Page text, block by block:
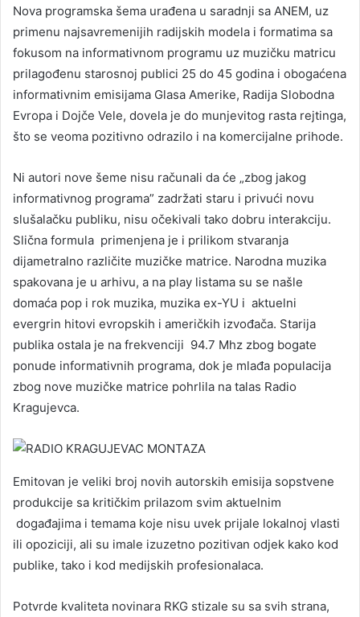
Nova programska šema urađena u saradnji sa ANEM, uz
primenu najsavremenijih radijskih modela i formatima sa
fokusom na informativnom programu uz muzičku matricu
prilagođenu starosnoj publici 25 do 45 godina i obogaćena
informativnim emisijama Glasa Amerike, Radija Slobodna
Evropa i Dojče Vele, dovela je do munjevitog rasta rejtinga,
što se veoma pozitivno odrazilo i na komercijalne prihode.
Ni autori nove šeme nisu računali da će „zbog jakog
informativnog programa” zadržati staru i privući novu
slušalačku publiku, nisu očekivali tako dobru interakciju.
Slična formula primenjena je i prilikom stvaranja
dijametralno različite muzičke matrice. Narodna muzika
spakovana je u arhivu, a na play listama su se našle
domaća pop i rok muzika, muzika ex-YU i aktuelni
evergrin hitovi evropskih i američkih izvođača. Starija
publika ostala je na frekvenciji 94.7 Mhz zbog bogate
ponude informativnih programa, dok je mlađa populacija
zbog nove muzičke matrice pohrlila na talas Radio
Kragujevca.
Emitovan je veliki broj novih autorskih emisija sopstvene
produkcije sa kritičkim prilazom svim aktuelnim
događajima i temama koje nisu uvek prijale lokalnoj vlasti
ili opoziciji, ali su imale izuzetno pozitivan odjek kako kod
publike, tako i kod medijskih profesionalaca.
Potvrde kvaliteta novinara RKG stizale su sa svih strana,